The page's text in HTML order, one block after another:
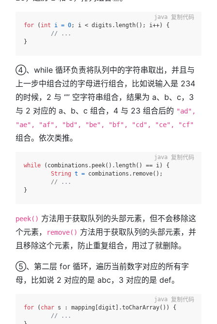
for ( int i = 0; i < digits.length(); i++) {
// ...
复制代码
④、while 循环负责将队列中的字符串取出，并且与
上一步中组合过的字母进行组合，比如说输入是 234
的时候，2 与 “” 空字符串组合，结果为 a、b、c，3
与 2 对应的 a、b、c 组合，4 与 23 组合后的 "ad",
"ae", "af", "bd", "be", "bf", "cd", "ce", "cf"
组合。依次类推。
while (combinations.peek().length() == i) {
String t = combinations.remove();
// ...
复制代码
peek() 方法用于获取队列的头部元素，但不会移除这
个元素，
remove() 方法用于获取队列的头部元素，并
且移除这个元素，防止重复组合，用过了就删除。
⑤、第二层 for 循环，遍历当前数字对应的所有字
母，比如说 2 对应的是 abc，3 对应的是 def。
for ( char s : mapping[digit].toCharArray()) {
// ...
复制代码